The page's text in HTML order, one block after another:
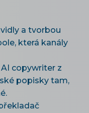
a tvorbou
která kanály
copywriter z
popisky tam,